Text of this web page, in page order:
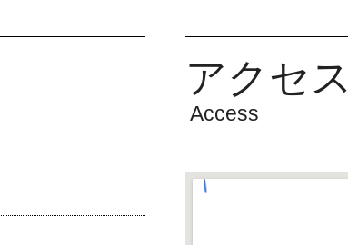
アクセス
Access